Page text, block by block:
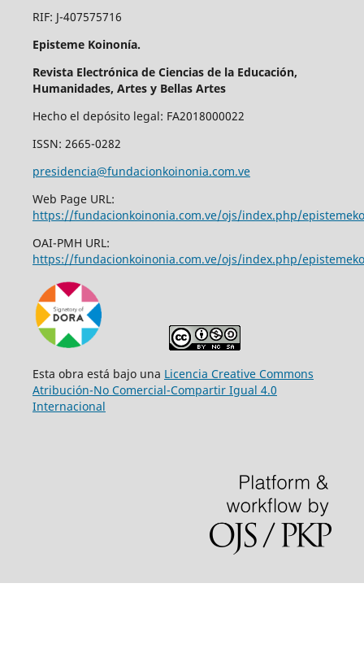
RIF: J-407575716
Episteme Koinonía.
Revista Electrónica de Ciencias de la Educación,
Humanidades, Artes y Bellas Artes
Hecho el depósito legal: FA2018000022
ISSN: 2665-0282
presidencia@fundacionkoinonia.com.ve
Web Page URL:
https://fundacionkoinonia.com.ve/ojs/index.php/
OAI-PMH URL:
https://fundacionkoinonia.com.ve/ojs/index.php/
Esta obra está bajo una Licencia Creative Commons
Atribución-No Comercial-Compartir Igual 4.0
Internacional